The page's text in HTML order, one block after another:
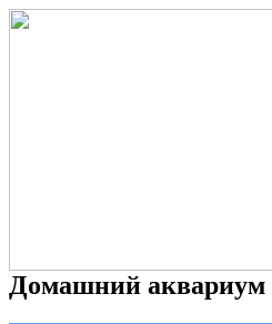
Домашний аквариум